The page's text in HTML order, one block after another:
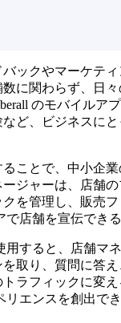
ックやマーケテ
に関わらず、日
のモバイルア
ど、ビジネスに
ことで、中小企
ジャーは、店舗
を管理し、販売
で店舗を宣伝でき
用すると、店舗マ
取り、質問に答
ラフィックに変
エンスを創出でき